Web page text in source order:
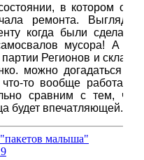
в котором они
ремонта. Выглядит
когда были сделаны
мусора! А по
Регионов и склада
можно догадаться —
то вообще работало.
сравним с тем, что
будет впечатляющей.
малыша"